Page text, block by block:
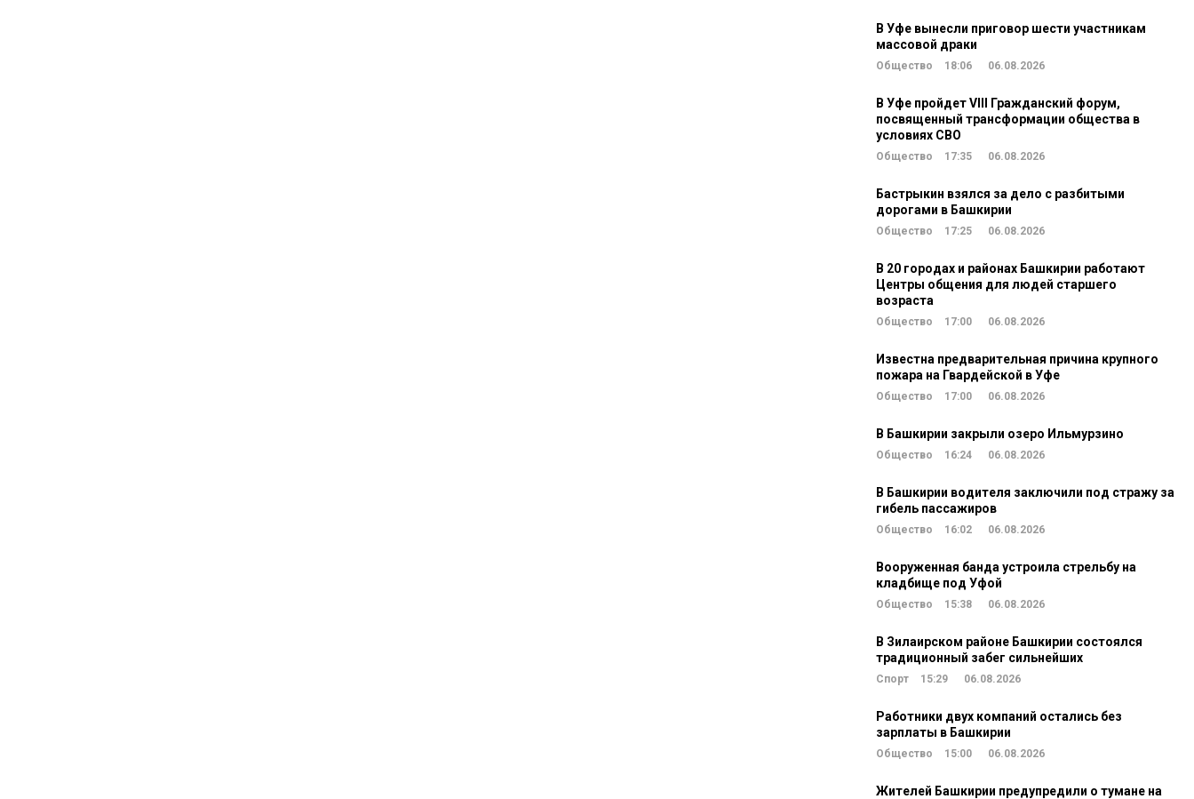
В Уфе вынесли приговор шести участникам
массовой драки
Общество 18:06 06.08.2026
В Уфе пройдет VIII Гражданский форум,
посвященный трансформации общества в
условиях СВО
Общество 17:35 06.08.2026
Бастрыкин взялся за дело с разбитыми
дорогами в Башкирии
Общество 17:25 06.08.2026
В 20 городах и районах Башкирии работают
Центры общения для людей старшего
возраста
Общество 17:00 06.08.2026
Известна предварительная причина крупного
пожара на Гвардейской в Уфе
Общество 17:00 06.08.2026
В Башкирии закрыли озеро Ильмурзино
Общество 16:24 06.08.2026
В Башкирии водителя заключили под стражу за
гибель пассажиров
Общество 16:02 06.08.2026
Вооруженная банда устроила стрельбу на
кладбище под Уфой
Общество 15:38 06.08.2026
В Зилаирском районе Башкирии состоялся
традиционный забег сильнейших
Спорт 15:29 06.08.2026
Работники двух компаний остались без
зарплаты в Башкирии
Общество 15:00 06.08.2026
Жителей Башкирии предупредили о тумане на